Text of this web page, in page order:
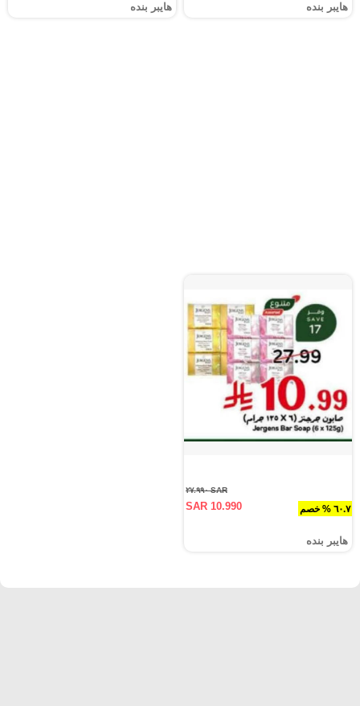
هايبر بنده هايبر بنده
٦٠.٧ % خصم
SAR ٢٧.٩٩٠
SAR 10.990
هايبر بنده